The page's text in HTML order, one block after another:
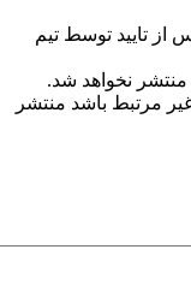
تایید توسط تیم
منتشر نخواهد شد.
مرتبط باشد منتشر